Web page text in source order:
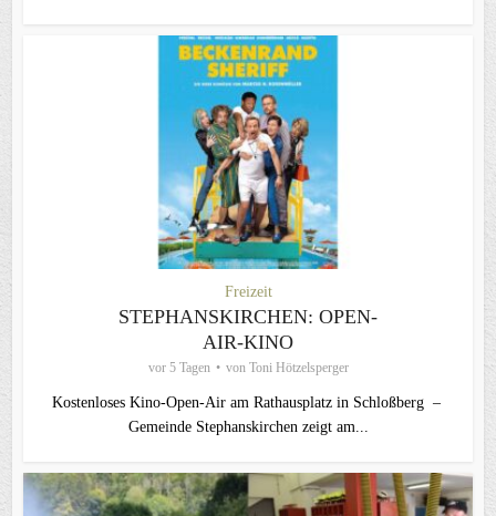
Freizeit
STEPHANSKIRCHEN: OPEN-
AIR-KINO
vor 5 Tagen von Toni Hötzelsperger
Kostenloses Kino-Open-Air am Rathausplatz in Schloßberg –
Gemeinde Stephanskirchen zeigt am...